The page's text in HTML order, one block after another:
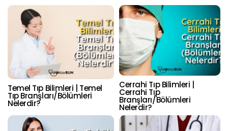
Temel Tıp Bilimleri | Temel
Tıp Branşları/Bölümleri
Nelerdir?
Cerrahi Tıp Bilimleri |
Cerrahi Tıp
Branşları/Bölümleri
Nelerdir?